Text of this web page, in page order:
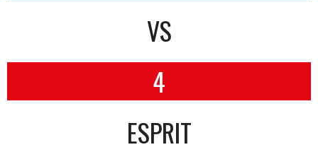
VS
4
ESPRIT